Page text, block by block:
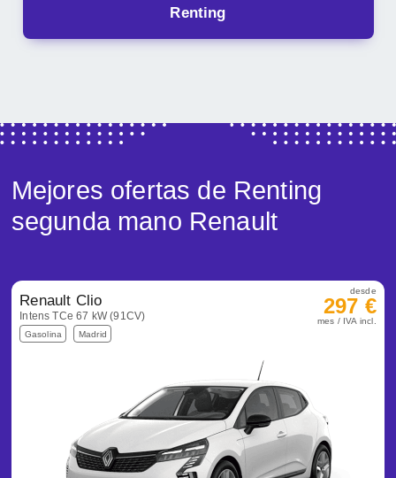
Renting
Mejores ofertas de Renting
segunda mano Renault
Renault Clio
Intens TCe 67 kW (91CV)
Gasolina Madrid
desde
297 €
mes / IVA incl.